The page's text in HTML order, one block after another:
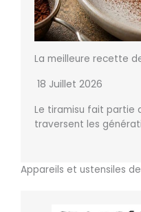
La meilleure recette
18 Juillet 2026
Le tiramisu fait partie
traversent les
Appareils et ustensiles